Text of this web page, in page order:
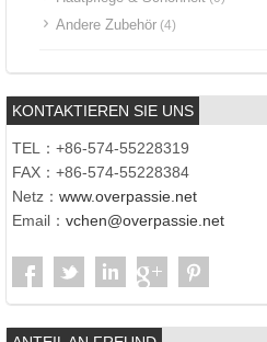
Andere Zubehör (4)
KONTAKTIEREN SIE UNS
TEL：+86-574-55228319
FAX：+86-574-55228384
Netz： www.overpassie.net
Email： vchen@overpassie.net